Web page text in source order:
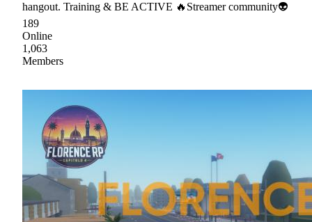
hangout. Training & BE ACTIVE 🔥Streamer community👽
189
Online
1,063
Members